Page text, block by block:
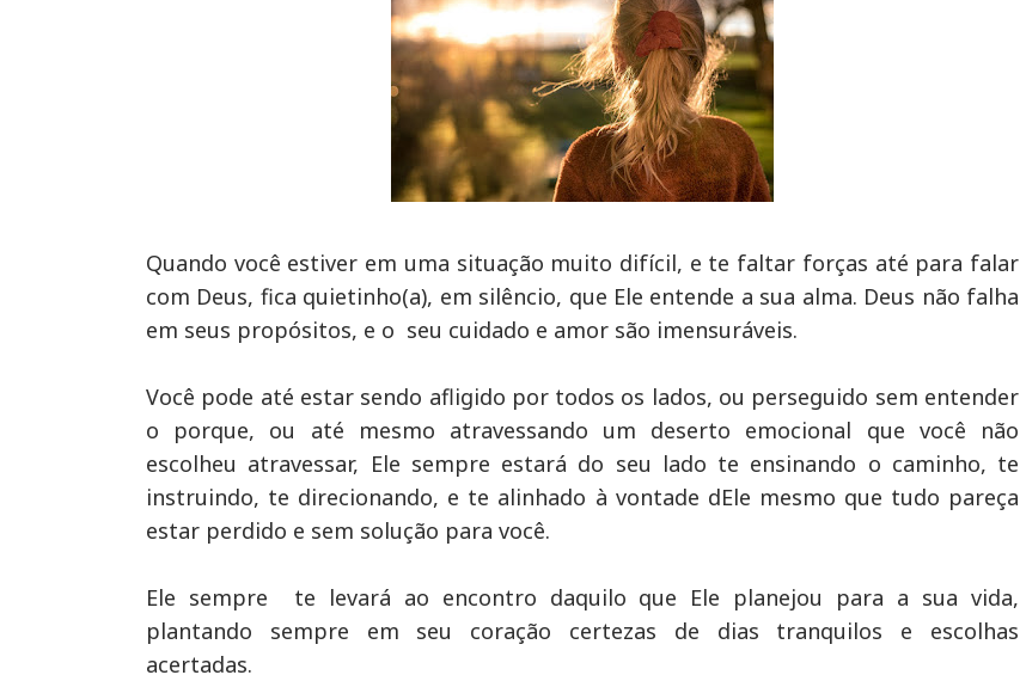
Quando você estiver em uma situação muito difícil, e te faltar forças até para falar
com Deus, fica quietinho(a), em silêncio, que Ele entende a sua alma. Deus não falha
em seus propósitos, e o seu cuidado e amor são imensuráveis.
Você pode até estar sendo afligido por todos os lados, ou perseguido sem entender
o porque, ou até mesmo atravessando um deserto emocional que você não
escolheu atravessar, Ele sempre estará do seu lado te ensinando o caminho, te
instruindo, te direcionando, e te alinhado à vontade dEle mesmo que tudo pareça
estar perdido e sem solução para você.
Ele sempre te levará ao encontro daquilo que Ele planejou para a sua vida,
plantando sempre em seu coração certezas de dias tranquilos e escolhas
acertadas.